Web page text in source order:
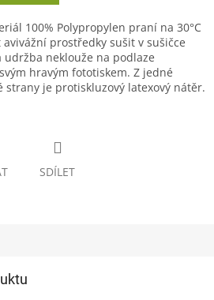
100% Polypropylen praní na 30°C
prostředky sušit v sušičce
neklouže na podlaze
hravým fototiskem. Z jedné
je protiskluzový latexový nátěr.
SDÍLET